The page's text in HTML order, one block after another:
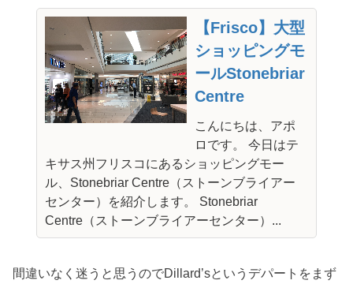
【Frisco】大型
ショッピングモ
ールStonebriar
Centre
こんにちは、アポ
ロです。 今日はテ
キサス州フリスコにあるショッピングモー
ル、Stonebriar Centre（ストーンブライアー
センター）を紹介します。 Stonebriar
Centre（ストーンブライアーセンター）...
間違いなく迷うと思うのでDillard’sというデパートをまず